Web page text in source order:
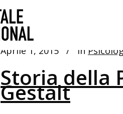
Aprile 1, 2015 In
Storia della
Gestalt